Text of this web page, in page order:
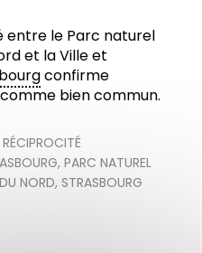
le Parc naturel
et la Ville et
confirme
bien commun.
, PARC NATUREL
NORD, STRASBOURG